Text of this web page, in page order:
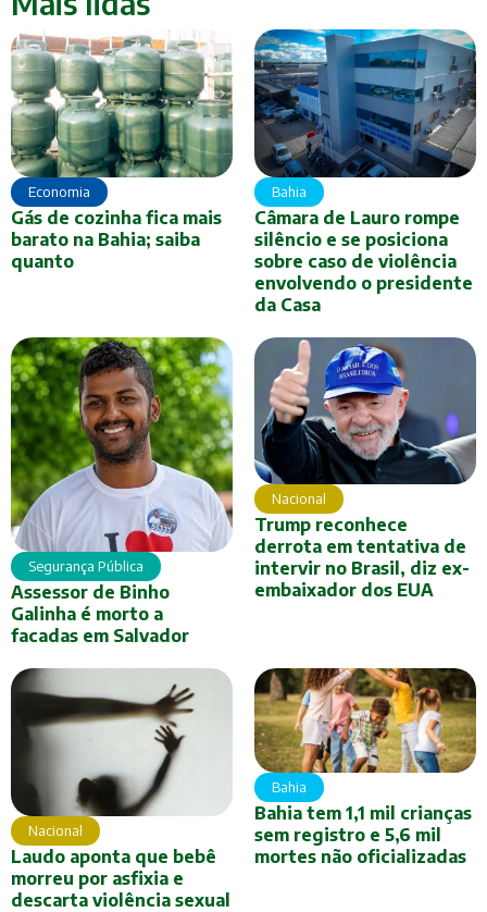
Economia
Gás de cozinha fica mais
barato na Bahia; saiba
quanto
Bahia
Câmara de Lauro rompe
silêncio e se posiciona
sobre caso de violência
envolvendo o presidente
da Casa
Segurança Pública
Assessor de Binho
Galinha é morto a
facadas em Salvador
Nacional
Trump reconhece
derrota em tentativa de
intervir no Brasil, diz ex-
embaixador dos EUA
Nacional
Laudo aponta que bebê
morreu por asfixia e
descarta violência sexual
Bahia
Bahia tem 1,1 mil crianças
sem registro e 5,6 mil
mortes não oficializadas